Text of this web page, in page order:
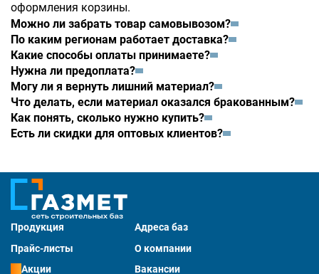
оформления корзины.
Можно ли забрать товар самовывозом?
По каким регионам работает доставка?
Какие способы оплаты принимаете?
Нужна ли предоплата?
Могу ли я вернуть лишний материал?
Что делать, если материал оказался бракованным?
Как понять, сколько нужно купить?
Есть ли скидки для оптовых клиентов?
Продукция
Адреса баз
Прайс-листы
О компании
Акции
Вакансии